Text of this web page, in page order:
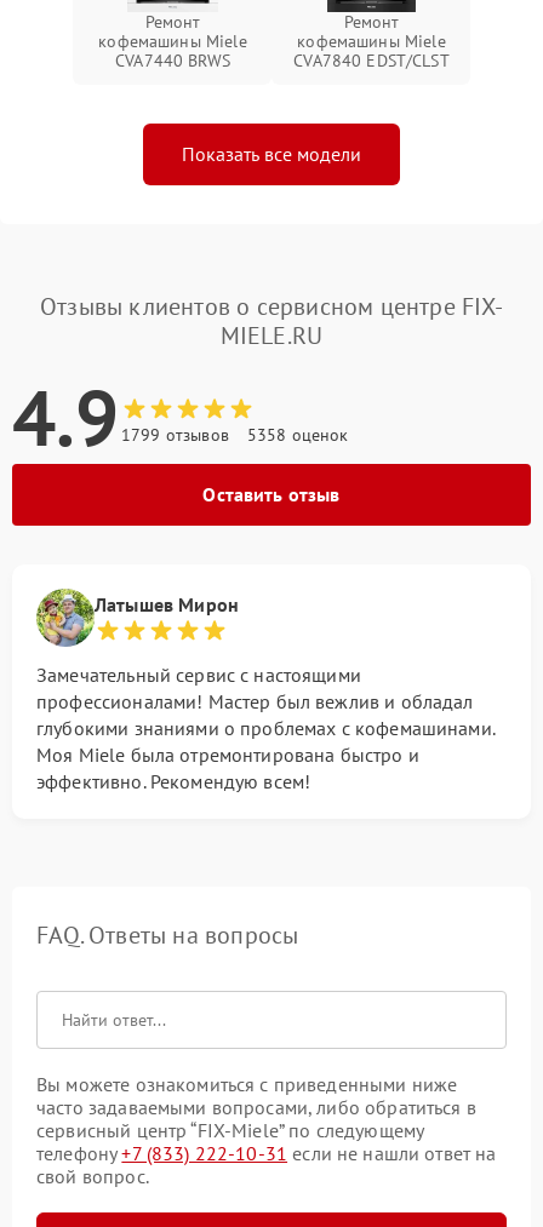
Ремонт
кофемашины Miele
CVA7440 BRWS
Ремонт
кофемашины Miele
CVA7840 EDST/CLST
Показать все модели
Отзывы клиентов о сервисном центре FIX-
MIELE.RU
4.9 1799 отзывов 5358 оценок
Оставить отзыв
Латышев Мирон
Замечательный сервис с настоящими
профессионалами! Мастер был вежлив и обладал
глубокими знаниями о проблемах с кофемашинами.
Моя Miele была отремонтирована быстро и
эффективно. Рекомендую всем!
FAQ. Ответы на вопросы
Вы можете ознакомиться с приведенными ниже
часто задаваемыми вопросами, либо обратиться в
сервисный центр “FIX-Miele” по следующему
телефону+7 (833) 222-10-31 если не нашли ответ на
свой вопрос.